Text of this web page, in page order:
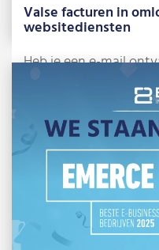
Valse facturen in
websitediensten
Heb je een e-mail
website-diensten,
2025-2026’? Let […]